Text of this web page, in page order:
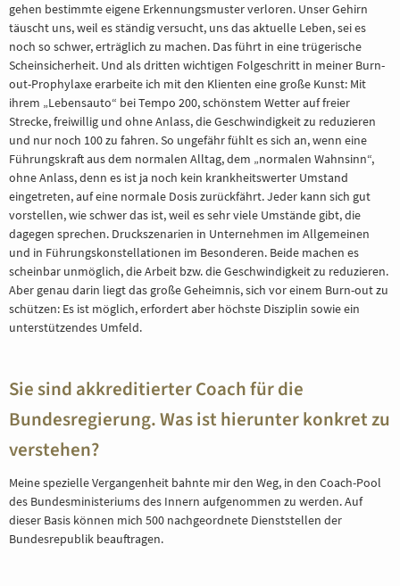
gehen bestimmte eigene Erkennungsmuster verloren. Unser Gehirn
täuscht uns, weil es ständig versucht, uns das aktuelle Leben, sei es
noch so schwer, erträglich zu machen. Das führt in eine trügerische
Scheinsicherheit. Und als dritten wichtigen Folgeschritt in meiner Burn-
out-Prophylaxe erarbeite ich mit den Klienten eine große Kunst: Mit
ihrem „Lebensauto“ bei Tempo 200, schönstem Wetter auf freier
Strecke, freiwillig und ohne Anlass, die Geschwindigkeit zu reduzieren
und nur noch 100 zu fahren. So ungefähr fühlt es sich an, wenn eine
Führungskraft aus dem normalen Alltag, dem „normalen Wahnsinn“,
ohne Anlass, denn es ist ja noch kein krankheitswerter Umstand
eingetreten, auf eine normale Dosis zurückfährt. Jeder kann sich gut
vorstellen, wie schwer das ist, weil es sehr viele Umstände gibt, die
dagegen sprechen. Druckszenarien in Unternehmen im Allgemeinen
und in Führungskonstellationen im Besonderen. Beide machen es
scheinbar unmöglich, die Arbeit bzw. die Geschwindigkeit zu reduzieren.
Aber genau darin liegt das große Geheimnis, sich vor einem Burn-out zu
schützen: Es ist möglich, erfordert aber höchste Disziplin sowie ein
unterstützendes Umfeld.
Sie sind akkreditierter Coach für die
Bundesregierung. Was ist hierunter konkret zu
verstehen?
Meine spezielle Vergangenheit bahnte mir den Weg, in den Coach-Pool
des Bundesministeriums des Innern aufgenommen zu werden. Auf
dieser Basis können mich 500 nachgeordnete Dienststellen der
Bundesrepublik beauftragen.